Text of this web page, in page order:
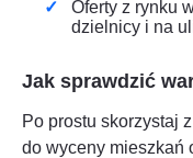
Oferty z rynku
dzielnicy i na
Jak sprawdzić
Po prostu skorzystaj
do wyceny mieszkań